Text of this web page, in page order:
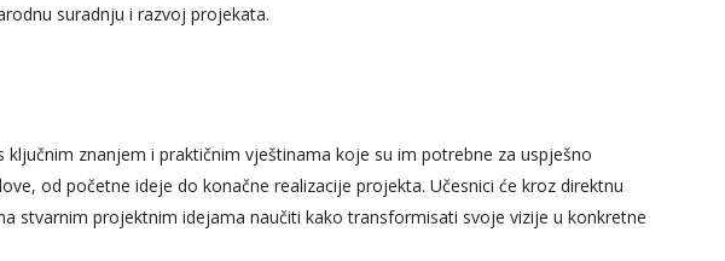
suradnju i razvoj projekata.
ključnim znanjem i praktičnim vještinama koje su im potrebne za uspješno
od početne ideje do konačne realizacije projekta. Učesnici će kroz direktnu
stvarnim projektnim idejama naučiti kako transformisati svoje vizije u konkretne